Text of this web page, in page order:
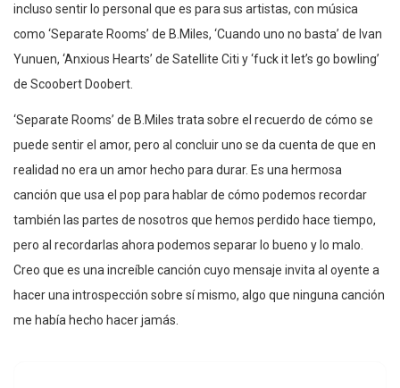
incluso sentir lo personal que es para sus artistas, con música
como ‘Separate Rooms’ de B.Miles, ‘Cuando uno no basta’ de Ivan
Yunuen, ‘Anxious Hearts’ de Satellite Citi y ‘fuck it let’s go bowling’
de Scoobert Doobert.
‘Separate Rooms’ de B.Miles trata sobre el recuerdo de cómo se
puede sentir el amor, pero al concluir uno se da cuenta de que en
realidad no era un amor hecho para durar. Es una hermosa
canción que usa el pop para hablar de cómo podemos recordar
también las partes de nosotros que hemos perdido hace tiempo,
pero al recordarlas ahora podemos separar lo bueno y lo malo.
Creo que es una increíble canción cuyo mensaje invita al oyente a
hacer una introspección sobre sí mismo, algo que ninguna canción
me había hecho hacer jamás.